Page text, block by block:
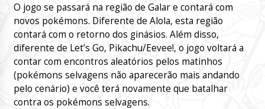
O jogo se passará na região de Galar e contará com
novos pokémons. Diferente de Alola, esta região
contará com o retorno dos ginásios. Além disso,
diferente de Let’s Go, Pikachu/Eevee!, o jogo voltará a
contar com encontros aleatórios pelos matinhos
(pokémons selvagens não aparecerão mais andando
pelo cenário) e você terá novamente que batalhar
contra os pokémons selvagens.